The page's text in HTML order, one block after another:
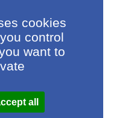
cookies
control
want to
all